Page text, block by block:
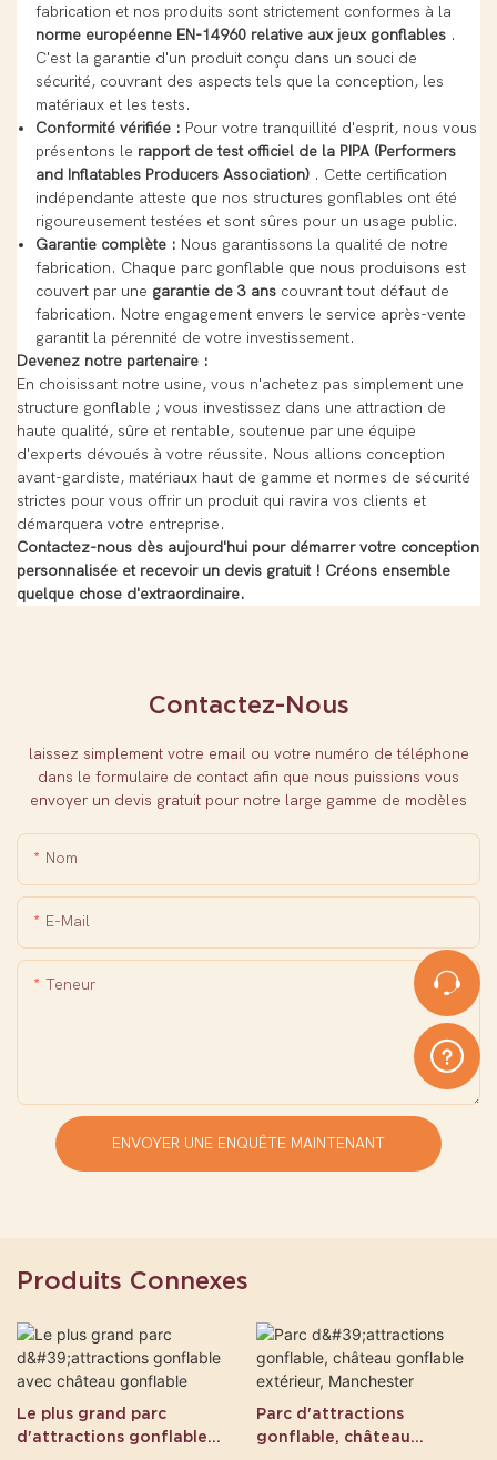
fabrication et nos produits sont strictement conformes à la
norme européenne EN-14960 relative aux jeux gonflables.
C'est la garantie d'un produit conçu dans un souci de
sécurité, couvrant des aspects tels que la conception, les
matériaux et les tests.
Conformité vérifiée : Pour votre tranquillité d'esprit, nous vous
présentons le rapport de test officiel de la PIPA (Performers
and Inflatables Producers Association). Cette certification
indépendante atteste que nos structures gonflables ont été
rigoureusement testées et sont sûres pour un usage public.
Garantie complète : Nous garantissons la qualité de notre
fabrication. Chaque parc gonflable que nous produisons est
couvert par une garantie de 3 anscouvrant tout défaut de
fabrication. Notre engagement envers le service après-vente
garantit la pérennité de votre investissement.
Devenez notre partenaire :
En choisissant notre usine, vous n'achetez pas simplement une
structure gonflable ; vous investissez dans une attraction de
haute qualité, sûre et rentable, soutenue par une équipe
d'experts dévoués à votre réussite. Nous allions conception
avant-gardiste, matériaux haut de gamme et normes de sécurité
strictes pour vous offrir un produit qui ravira vos clients et
démarquera votre entreprise.
Contactez-nous dès aujourd'hui pour démarrer votre conception
personnalisée et recevoir un devis gratuit ! Créons ensemble
quelque chose d'extraordinaire.
Contactez-Nous
laissez simplement votre email ou votre numéro de téléphone
dans le formulaire de contact afin que nous puissions vous
envoyer un devis gratuit pour notre large gamme de modèles
Nom
E-Mail
Teneur
ENVOYER UNE ENQUÊTE MAINTENANT
Produits Connexes
Le plus grand parc
d'attractions gonflable
Parc d'attractions
gonflable, château